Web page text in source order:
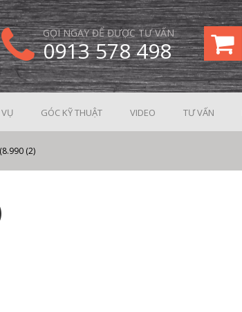
GỌI NGAY ĐỂ ĐƯỢC TƯ VẤN
0913 578 498
GÓC KỸ THUẬT VIDEO TƯ VẤN
(2)